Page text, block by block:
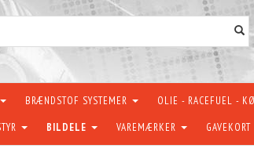
BRÆNDSTOF SYSTEMER OLIE - RACEFUEL -
BILDELE VAREMÆRKER GAVEKORT